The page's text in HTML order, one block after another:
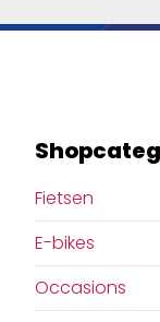
Fietsen
E-bikes
Occasions